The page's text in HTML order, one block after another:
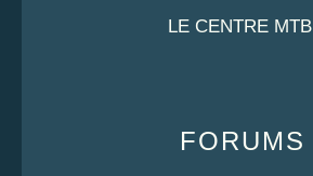
LE CENTRE MTB
FORUMS